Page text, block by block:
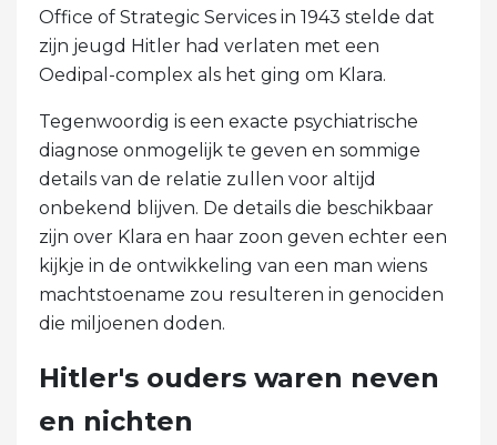
Office of Strategic Services in 1943 stelde dat
zijn jeugd Hitler had verlaten met een
Oedipal-complex als het ging om Klara.
Tegenwoordig is een exacte psychiatrische
diagnose onmogelijk te geven en sommige
details van de relatie zullen voor altijd
onbekend blijven. De details die beschikbaar
zijn over Klara en haar zoon geven echter een
kijkje in de ontwikkeling van een man wiens
machtstoename zou resulteren in genociden
die miljoenen doden.
Hitler's ouders waren neven
en nichten